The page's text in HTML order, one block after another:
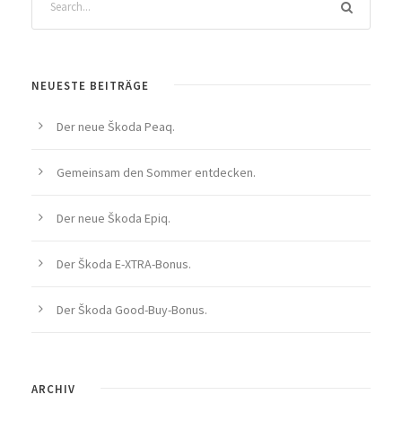
NEUESTE BEITRÄGE
Der neue Škoda Peaq.
Gemeinsam den Sommer entdecken.
Der neue Škoda Epiq.
Der Škoda E-XTRA-Bonus.
Der Škoda Good-Buy-Bonus.
ARCHIV